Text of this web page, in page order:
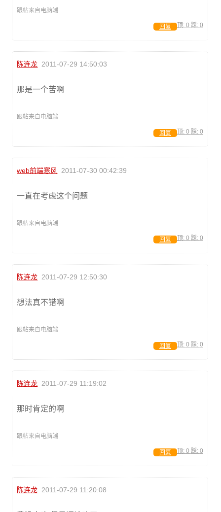
跟帖来自电脑端
顶: 0 踩: 0
回复
陈连龙 2011-07-29 14:50:03
那是一个苦啊
跟帖来自电脑端
顶: 0 踩: 0
回复
web前端寒风 2011-07-30 00:42:39
一直在考虑这个问题
跟帖来自电脑端
顶: 0 踩: 0
回复
陈连龙 2011-07-29 12:50:30
想法真不错啊
跟帖来自电脑端
顶: 0 踩: 0
回复
陈连龙 2011-07-29 11:19:02
那时肯定的啊
跟帖来自电脑端
顶: 0 踩: 0
回复
陈连龙 2011-07-29 11:20:08